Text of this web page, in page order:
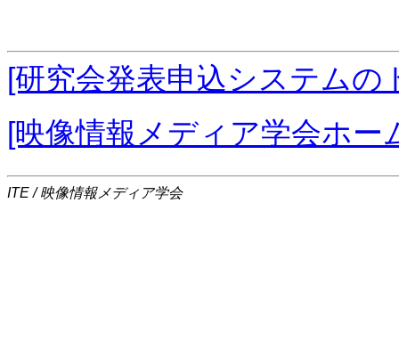
[研究会発表申込システム
[映像情報メディア学会ホー
ITE / 映像情報メディア学会